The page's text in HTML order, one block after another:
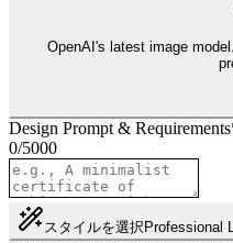
OpenAI's latest image
Design Prompt & Requirements
0/5000
スタイルを選択 Professional